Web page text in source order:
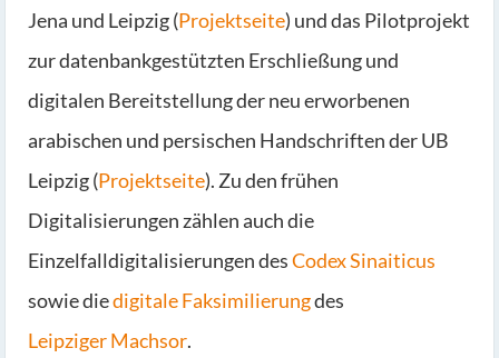
Jena und Leipzig (Projektseite) und das Pilotprojekt
zur datenbankgestützten Erschließung und
digitalen Bereitstellung der neu erworbenen
arabischen und persischen Handschriften der UB
Leipzig (Projektseite). Zu den frühen
Digitalisierungen zählen auch die
Einzelfalldigitalisierungen desCodex Sinaiticus
sowie diedigitale Faksimilierungdes
Leipziger Machsor.